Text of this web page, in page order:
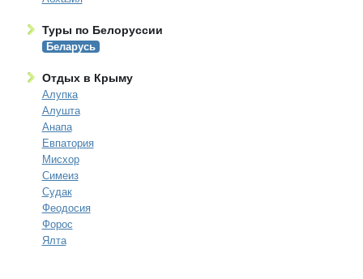
Туры по Белоруссии
Беларусь
Отдых в Крыму
Алупка
Алушта
Анапа
Евпатория
Мисхор
Симеиз
Судак
Феодосия
Форос
Ялта